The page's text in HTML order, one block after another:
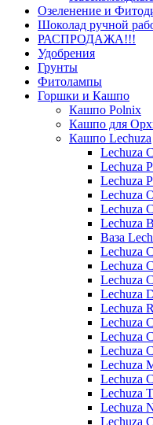
Озеленение и
Шоколад ручной
РАСПРОДАЖА!!!
Удобрения
Грунты
Фитолампы
Горшки и Кашпо
Кашпо Polnix
Кашпо для
Кашпо Lechuza
Lechuza
Lechuza
Lechuza
Lechuza
Lechuza
Lechuza
Ваза
Lechuza
Lechuza
Lechuza
Lechuza
Lechuza
Lechuza
Lechuza
Lechuza
Lechuza
Lechuza
Lechuza
Lechuza
Lechuza